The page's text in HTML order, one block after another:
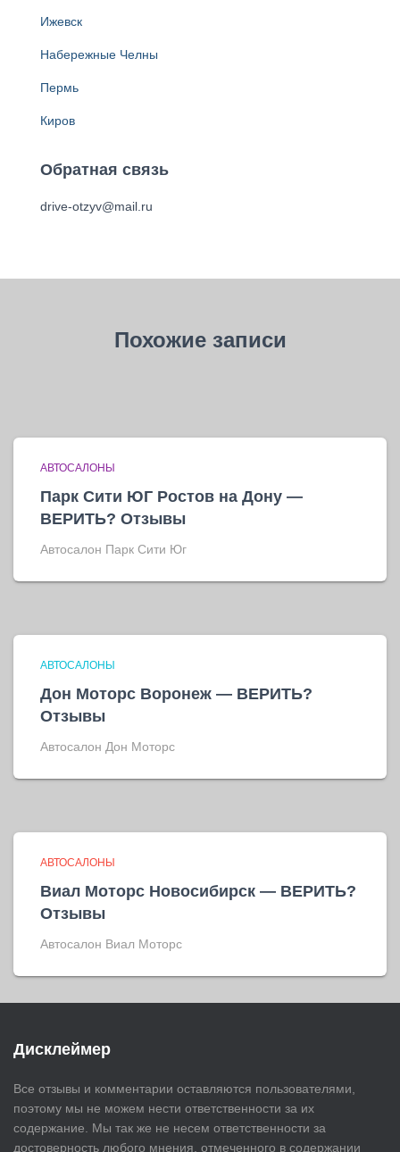
Ижевск
Набережные Челны
Пермь
Киров
Обратная связь
drive-otzyv@mail.ru
Похожие записи
АВТОСАЛОНЫ
Парк Сити ЮГ Ростов на Дону —
ВЕРИТЬ? Отзывы
Автосалон Парк Сити Юг
АВТОСАЛОНЫ
Дон Моторс Воронеж — ВЕРИТЬ?
Отзывы
Автосалон Дон Моторс
АВТОСАЛОНЫ
Виал Моторс Новосибирск — ВЕРИТЬ?
Отзывы
Автосалон Виал Моторс
Дисклеймер
Все отзывы и комментарии оставляются пользователями,
поэтому мы не можем нести ответственности за их
содержание. Мы так же не несем ответственности за
достоверность любого мнения, отмеченного в содержании